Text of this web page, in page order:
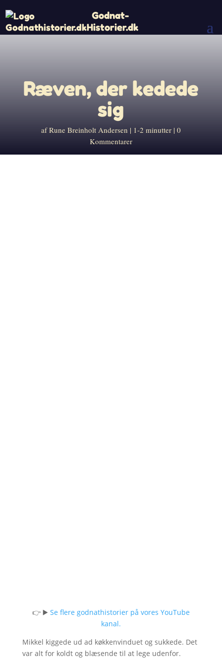
Godnat-
Historier.dk
Ræven, der kedede
sig
afRune Breinholt Andersen 1-2 minutter 0
Kommentarer
👉 ▶️ Se flere godnathistorier på vores YouTube
kanal.
Mikkel kiggede ud ad køkkenvinduet og sukkede. Det
var alt for koldt og blæsende til at lege udenfor.